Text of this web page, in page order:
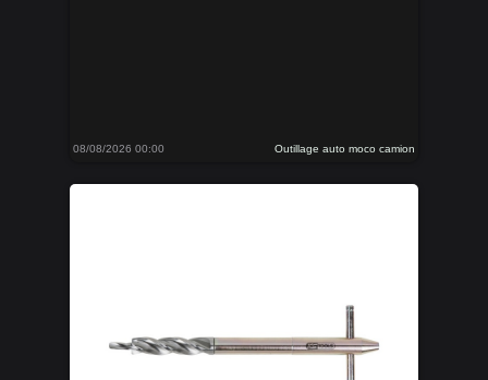
08/08/2026 00:00 Outillage auto moco camion